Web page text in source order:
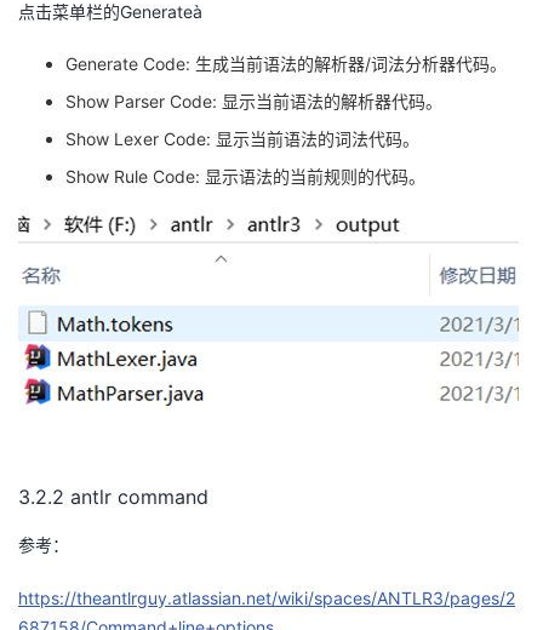
点击菜单栏的Generateà
Generate Code: 生成当前语法的解析器/词法分析器代码。
Show Parser Code: 显示当前语法的解析器代码。
Show Lexer Code: 显示当前语法的词法代码。
Show Rule Code: 显示语法的当前规则的代码。
3.2.2 antlr command
参考：
https://theantlrguy.atlassian.net/wiki/spaces/ANTLR3/pages/2